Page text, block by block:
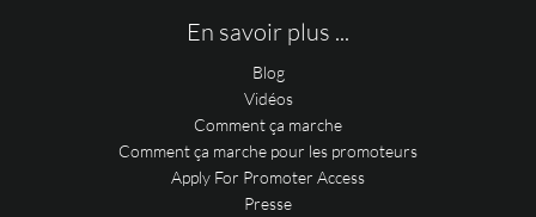
En savoir plus ...
Blog
Vidéos
Comment ça marche
Comment ça marche pour les promoteurs
Apply For Promoter Access
Presse